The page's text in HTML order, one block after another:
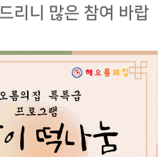
리니 많은 참여 바랍